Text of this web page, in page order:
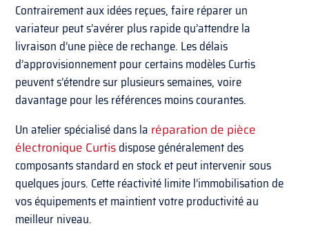
Contrairement aux idées reçues, faire réparer un
variateur peut s’avérer plus rapide qu’attendre la
livraison d’une pièce de rechange. Les délais
d’approvisionnement pour certains modèles Curtis
peuvent s’étendre sur plusieurs semaines, voire
davantage pour les références moins courantes.
Un atelier spécialisé dans la réparation de pièce
électronique Curtisdispose généralement des
composants standard en stock et peut intervenir sous
quelques jours. Cette réactivité limite l’immobilisation de
vos équipements et maintient votre productivité au
meilleur niveau.